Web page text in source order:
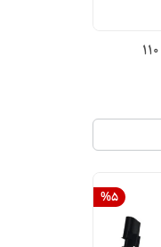
سنسور کیلومتر کد ۲۰ ام وی ام 110
%5